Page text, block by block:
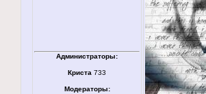
Администраторы:
Криста 733
Модераторы: